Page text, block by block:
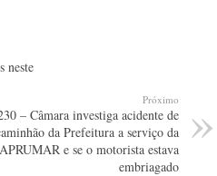
neste
Próximo
– Câmara investiga acidente de
da Prefeitura a serviço da
APRUMAR e se o motorista estava
embriagado